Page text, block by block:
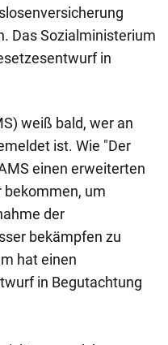
Das Sozialministerium
in
weiß bald, wer an
ist. Wie "Der
einen erweiterten
um
der
bekämpfen zu
hat einen
in Begutachtung